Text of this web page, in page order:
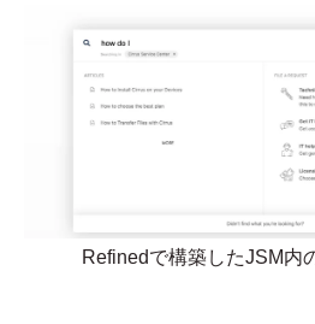
Refinedで構築したJSM内